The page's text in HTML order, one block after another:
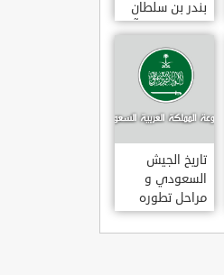
بندر بن سلطان
بن عبد العزيز آل
سعود
تاريخ الجيش
السعودي و
مراحل تطوره